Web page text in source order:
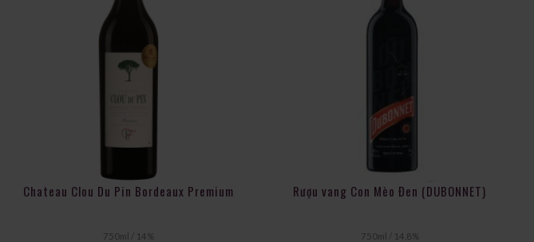
Chateau Clou Du Pin Bordeaux Premium
750ml / 14%
Rượu vang Con Mèo Đen (DUBONNET)
750ml / 14,8%